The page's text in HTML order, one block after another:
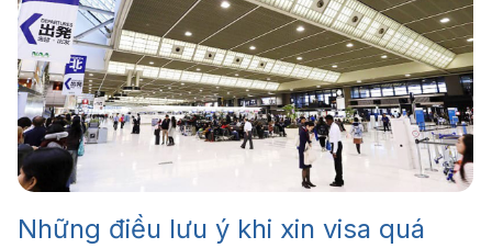
Những điều lưu ý khi xin visa quá